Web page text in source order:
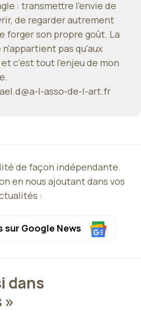
: transmettre l'envie de
de regarder autrement
forger son propre goût. La
pas qu'aux
c'est tout l'enjeu de mon
l-asso-de-l-art.fr
de façon indépendante.
en nous ajoutant dans vos
:
sur Google News
dans